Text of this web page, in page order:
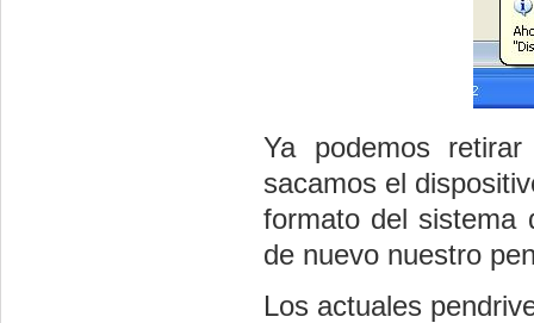
Ya podemos
sacamos el
formato del sistema
de nuevo nuestro
Los actuales